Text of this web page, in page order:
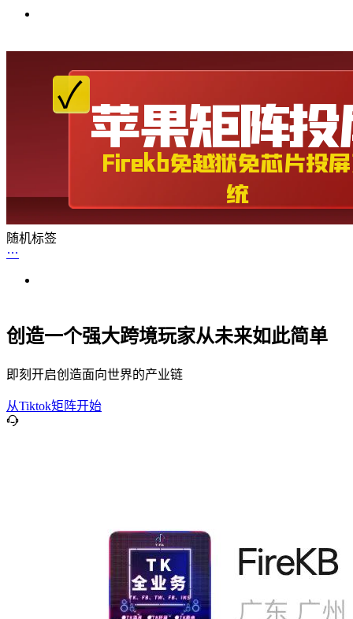
随机标签
创造一个强大跨境玩家从未来如此简单
即刻开启创造面向世界的产业链
从Tiktok矩阵开始